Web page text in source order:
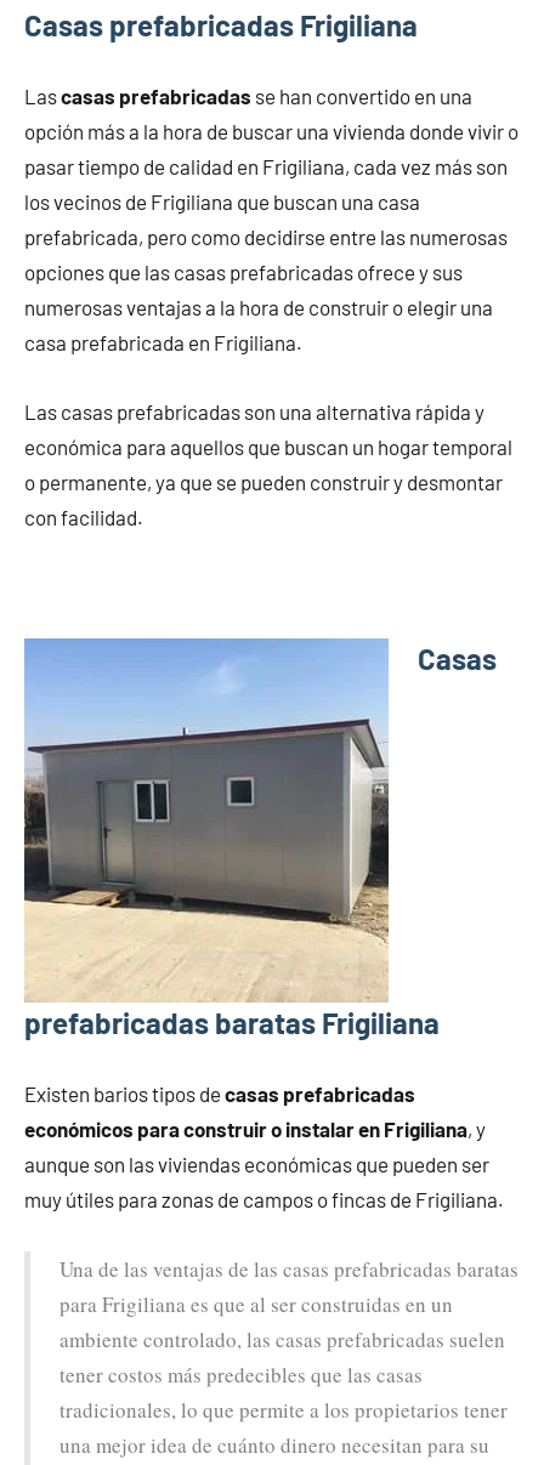
Casas prefabricadas Frigiliana
Lascasas prefabricadas se han convertido en una
opción más a la hora de buscar una vivienda donde vivir o
pasar tiempo de calidad en Frigiliana, cada vez más son
los vecinos de Frigiliana que buscan una casa
prefabricada, pero como decidirse entre las numerosas
opciones que las casas prefabricadas ofrece y sus
numerosas ventajas a la hora de construir o elegir una
casa prefabricada en Frigiliana.
Las casas prefabricadas son una alternativa rápida y
económica para aquellos que buscan un hogar temporal
o permanente, ya que se pueden construir y desmontar
con facilidad.
Casas
prefabricadas baratas Frigiliana
Existen barios tipos de casas prefabricadas
económicos para construir o instalar en Frigiliana, y
aunque son las viviendas económicas que pueden ser
muy útiles para zonas de campos o fincas de Frigiliana.
Una de las ventajas de las casas prefabricadas baratas
para Frigiliana es que al ser construidas en un
ambiente controlado, las casas prefabricadas suelen
tener costos más predecibles que las casas
tradicionales, lo que permite a los propietarios tener
una mejor idea de cuánto dinero necesitan para su